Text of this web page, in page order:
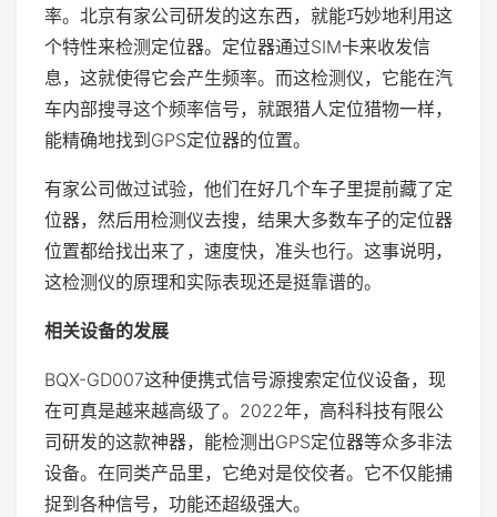
率。北京有家公司研发的这东西，就能巧妙地利用这
个特性来检测定位器。定位器通过SIM卡来收发信
息，这就使得它会产生频率。而这检测仪，它能在汽
车内部搜寻这个频率信号，就跟猎人定位猎物一样，
能精确地找到GPS定位器的位置。
有家公司做过试验，他们在好几个车子里提前藏了定
位器，然后用检测仪去搜，结果大多数车子的定位器
位置都给找出来了，速度快，准头也行。这事说明，
这检测仪的原理和实际表现还是挺靠谱的。
相关设备的发展
BQX-GD007这种便携式信号源搜索定位仪设备，现
在可真是越来越高级了。2022年，高科科技有限公
司研发的这款神器，能检测出GPS定位器等众多非法
设备。在同类产品里，它绝对是佼佼者。它不仅能捕
捉到各种信号，功能还超级强大。